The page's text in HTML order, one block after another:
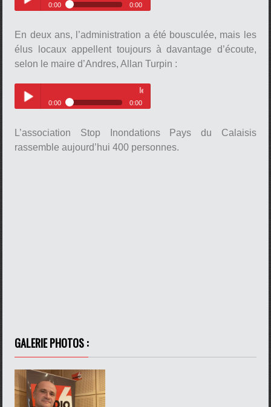
pause
Play /
0:00 0:00
En deux ans, l’administration a été bousculée, mais les
élus locaux appellent toujours à davantage d’écoute,
selon le maire d’Andres, Allan Turpin :
Play /
le maire d’Andres, Allan Turpin
0:00 0:00
L’association Stop Inondations Pays du Calaisis
rassemble aujourd’hui 400 personnes.
GALERIE PHOTOS :